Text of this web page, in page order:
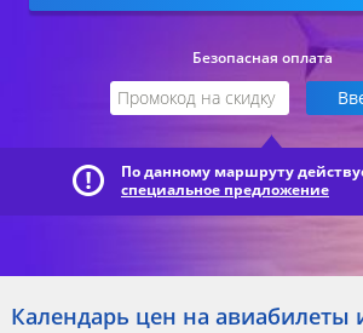
Безопасная оплата
По данному маршруту
специальное предложение
Календарь цен на авиабилеты